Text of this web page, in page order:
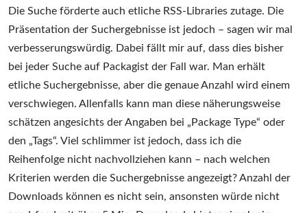
Die Suche förderte auch etliche RSS-Libraries zutage. Die
Präsentation der Suchergebnisse ist jedoch – sagen wir mal
verbesserungswürdig. Dabei fällt mir auf, dass dies bisher
bei jeder Suche auf Packagist der Fall war. Man erhält
etliche Suchergebnisse, aber die genaue Anzahl wird einem
verschwiegen. Allenfalls kann man diese näherungsweise
schätzen angesichts der Angaben bei „Package Type“ oder
den „Tags“. Viel schlimmer ist jedoch, dass ich die
Reihenfolge nicht nachvollziehen kann – nach welchen
Kriterien werden die Suchergebnisse angezeigt? Anzahl der
Downloads können es nicht sein, ansonsten würde nicht